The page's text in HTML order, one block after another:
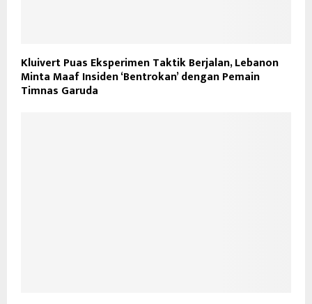
Kluivert Puas Eksperimen Taktik Berjalan, Lebanon
Minta Maaf Insiden ‘Bentrokan’ dengan Pemain
Timnas Garuda